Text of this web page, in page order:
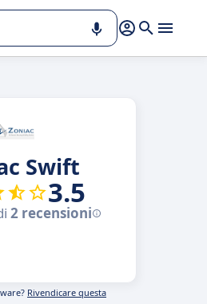
Swift
3.5
2 recensioni
Rivendicare questa